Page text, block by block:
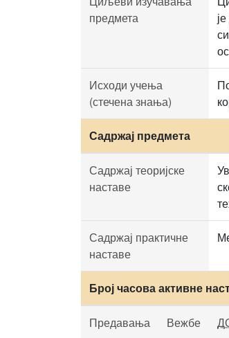
предмета
Исходи учења
(стечена знања)
Садржај предмета
Садржај теоријске
наставе
Садржај практичне
наставе
Број часова активне
Предавања Вежбе